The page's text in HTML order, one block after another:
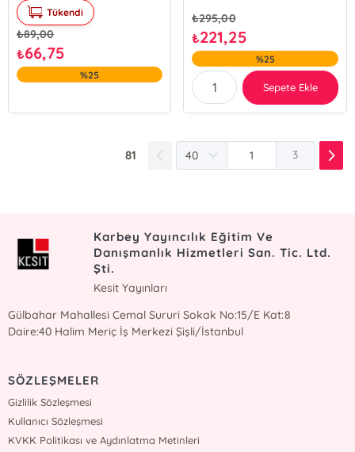
Tükendi
₺89,00
₺66,75
%25
₺295,00
₺221,25
%25
Sepete Ekle
81 3
Karbey Yayıncılık Eğitim Ve
Danışmanlık Hizmetleri San. Tic. Ltd.
Şti.
Kesit Yayınları
Gülbahar Mahallesi Cemal Sururi Sokak No:15/E Kat:8
Daire:40 Halim Meriç İş Merkezi Şişli/İstanbul
SÖZLEŞMELER
Gizlilik Sözleşmesi
Kullanıcı Sözleşmesi
KVKK Politikası ve Aydınlatma Metinleri